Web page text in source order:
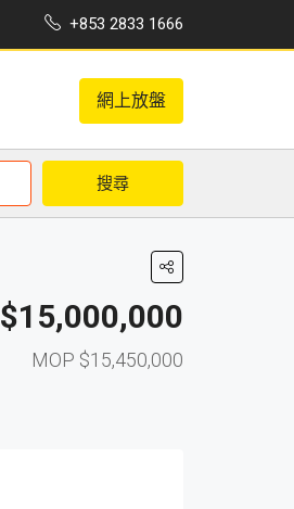
+853 2833 1666
網上放盤
搜尋
$15,000,000
$15,450,000